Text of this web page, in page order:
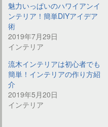
魅力いっぱいのハワイアンイ
ンテリア！簡単DIYアイデア
術
2019年7月29日
インテリア
流木インテリアは初心者でも
簡単！インテリアの作り方紹
介
2019年5月20日
インテリア